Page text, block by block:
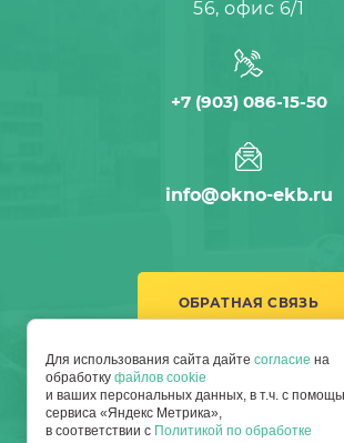
56, офис 6/1
+7 (903) 086-15-50
info@okno-ekb.ru
ОБРАТНАЯ СВЯЗЬ
Для использования сайта дайте согласие на
обработку файлов cookie
и ваших персональных данных, в т.ч. с
сервиса «Яндекс Метрика»,
в соответствии с Политикой по обработке